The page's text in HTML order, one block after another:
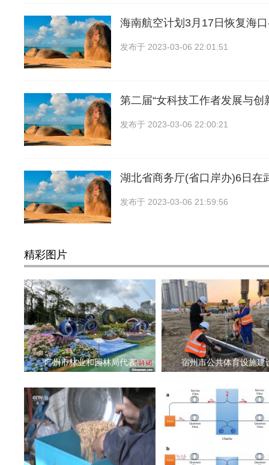
海南航空计划3月17日恢复海
发布于 2023-03-06 22:01:51
第二届“女科技工作者发展与创
发布于 2023-03-06 22:00:21
湖北省商务厅(省口岸办)6日在
发布于 2023-03-06 21:59:56
精彩图片
广州市林业和园林局代表 宿州市公共体育设施建